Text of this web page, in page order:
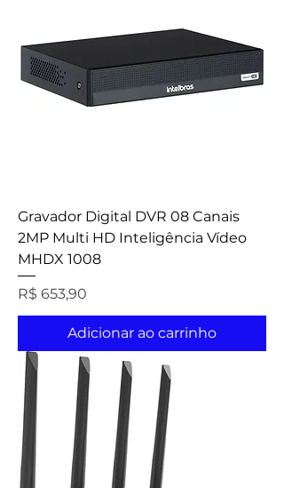
Gravador Digital DVR 08 Canais
2MP Multi HD Inteligência Vídeo
MHDX 1008
Preço
R$ 653,90
Adicionar ao carrinho